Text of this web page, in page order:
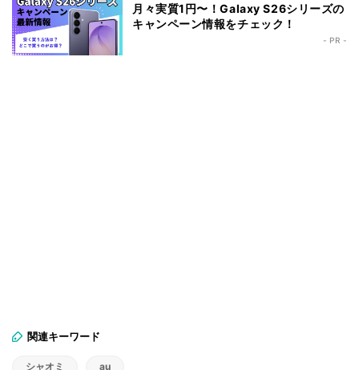
月々実質1円〜！Galaxy S26シリーズの
キャンペーン情報をチェック！
- PR -
関連キーワード
シャオミ au